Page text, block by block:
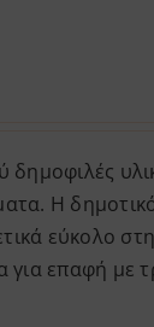
δημοφιλές
Η
εύκολο
για επαφή με